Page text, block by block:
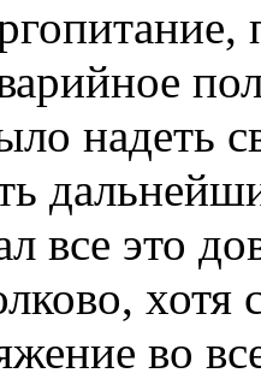
надеть
все это
во